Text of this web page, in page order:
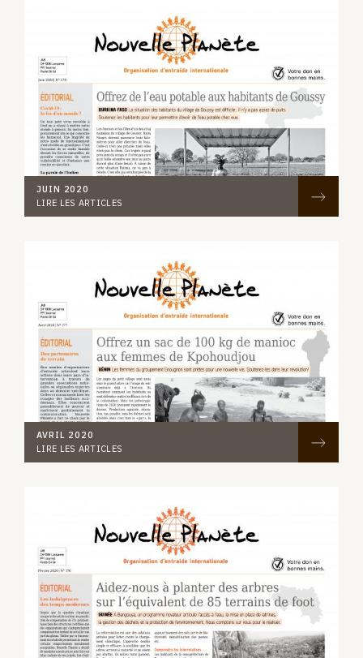
JUIN 2020
LIRE LES ARTICLES
AVRIL 2020
LIRE LES ARTICLES